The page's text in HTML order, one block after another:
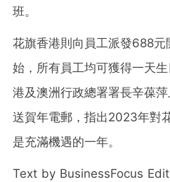
班。
花旗香港則向員工派發688元
始，所有員工均可獲得一天
港及澳洲行政總署署長辛葆
送賀年電郵，指出2023年對
是充滿機遇的一年。
Text by BusinessFocus